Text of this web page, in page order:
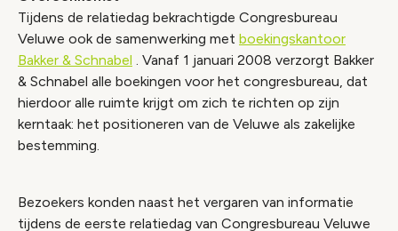
Tijdens de relatiedag bekrachtigde Congresbureau
Veluwe ook de samenwerking met boekingskantoor
Bakker & Schnabel . Vanaf 1 januari 2008 verzorgt Bakker
& Schnabel alle boekingen voor het congresbureau, dat
hierdoor alle ruimte krijgt om zich te richten op zijn
kerntaak: het positioneren van de Veluwe als zakelijke
bestemming.
Bezoekers konden naast het vergaren van informatie
tijdens de eerste relatiedag van Congresbureau Veluwe